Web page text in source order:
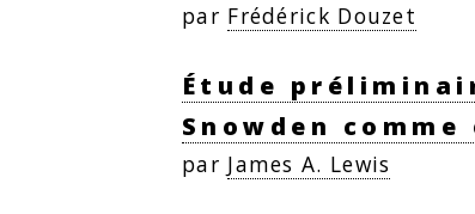
par Frédérick Douzet
Étude
Snowden
par James A. Lewis